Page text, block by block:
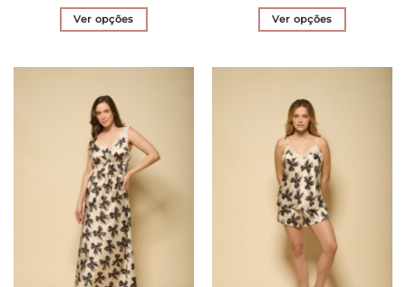
Ver opções
várias
variantes.
As
opções
podem
ser
escolhidas
na
página
do
Ver opções
várias
variantes.
As
opções
podem
ser
escolhidas
na
página
do